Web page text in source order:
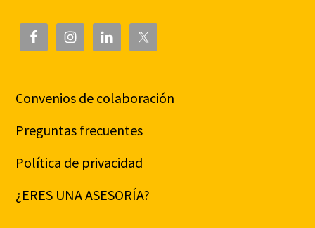
Convenios de colaboración
Preguntas frecuentes
Política de privacidad
¿ERES UNA ASESORÍA?